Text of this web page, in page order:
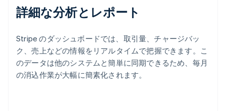
詳細な分析とレポート
Stripe のダッシュボードでは、取引量、チャージバッ
ク、売上などの情報をリアルタイムで把握できます。こ
のデータは他のシステムと簡単に同期できるため、毎月
の消込作業が大幅に簡素化されます。